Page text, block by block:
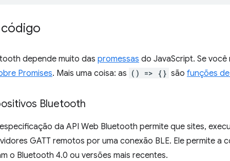
depende muito das promessas do JavaScript. Se
Promises. Mais uma coisa: as () => {} são funções
Bluetooth
da API Web Bluetooth permite que sites,
GATT remotos por uma conexão BLE. Ele permite a
o Bluetooth 4.0 ou versões mais recentes.